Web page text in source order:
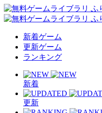
新着ゲーム
更新ゲーム
ランキング
新着
更新